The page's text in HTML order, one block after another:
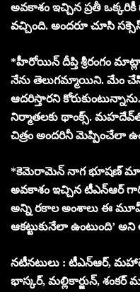
అవకాశం ఇచ్చిన ప్రతీ
వచ్చింది. అందరూ చూసి
*హీరోయిన్ దీప్తి శ్రీరంగం
నేను తెలుగమ్మాయిని. మేం
ఆదరిస్తారని
నిర్మాతలకు థాంక్స్.
చిత్రం అందరినీ మెప్పించేలా
*కెమెరామెన్ నాగ భూషణ్
అవకాశం ఇచ్చిన టీఎన్‌ఆర్
అన్ని రకాల అంశాలు ఈ
ఆకట్టుకునేలా ఉంటుంది’ అని
నటీనటులు : టీఎన్ఆర్,
భాస్కర్, మల్లికార్జున్,